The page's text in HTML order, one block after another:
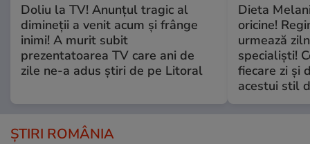
Doliu la TV! Anunțul tragic al
dimineții a venit acum și frânge
inimi! A murit subit
prezentatoarea TV care ani de
zile ne-a adus știri de pe Litoral
Dieta
oricine!
urmează
specialiști!
fiecare zi și
acestui stil
ȘTIRI ROMÂNIA